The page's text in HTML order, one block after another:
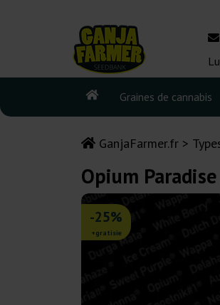
Graines de cannabis
GanjaFarmer.fr
Opium Paradise
-25%
+gratisie